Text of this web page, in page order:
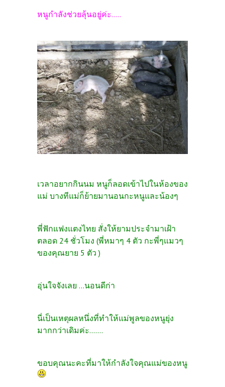
หนูกำลังช่วยลุ้นอยู่ค่ะ.....
เวลาอยากกินนม หนูก็ลอดเข้าไปในห้องของ
แม่ บางทีแม่ก็ย้ายมานอนกะหนูและน้องๆ
พี่ฟักแฟงแตงไทย สั่งให้ยามประจำมาเฝ้า
ตลอด 24 ชั่วโมง (พี่หมาๆ 4 ตัว กะพี่ๆแมวๆ
ของคุณยาย 5 ตัว )
อุ่นใจจังเลย ...นอนดีก่า
นี่เป็นเหตุผลหนึ่งที่ทำให้แม่พูลของหนูยุ่ง
มากกว่าเดิมค่ะ.......
ขอบคุณนะคะที่มาให้กำลังใจคุณแม่ของหนู